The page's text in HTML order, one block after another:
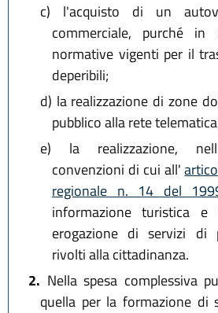
c) l'acquisto di un
commerciale, purché
normative vigenti per il
deperibili;
d) la realizzazione di zone
pubblico alla rete
e) la realizzazione,
convenzioni di cui all'
regionale n. 14 del
informazione turistica
erogazione di servizi di
rivolti alla cittadinanza.
2. Nella spesa complessiva
quella per la formazione di